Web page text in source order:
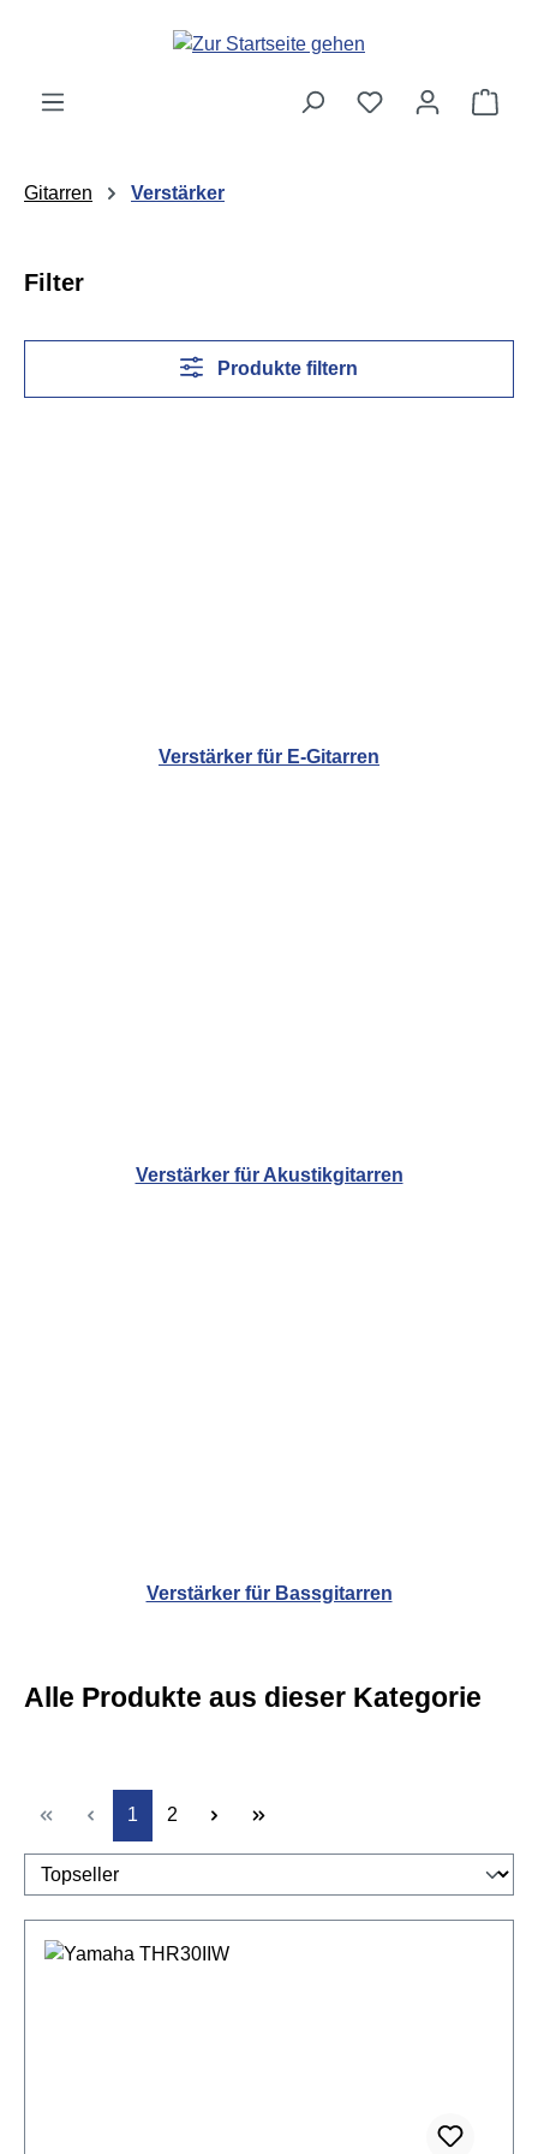
Zum Hauptinhalt springen
Gitarren Verstärker
Filter
Produkte filtern
Verstärker für E-Gitarren
Verstärker für Akustikgitarren
Verstärker für Bassgitarren
Alle Produkte aus dieser Kategorie
Seite
1 Seite
2